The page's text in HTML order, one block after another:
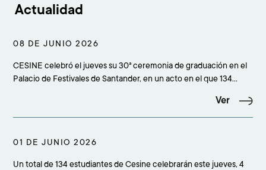
Actualidad
08 DE JUNIO 2026
CESINE celebró el jueves su 30ª ceremonia de graduación en el
Palacio de Festivales de Santander, en un acto en el que 134
más de 500 personas entre alumnado, familiares, amigos,
profesorado, equipo académico, staff y rep
Ver
01 DE JUNIO 2026
Un total de 134 estudiantes de Cesine celebrarán este jueves, 4